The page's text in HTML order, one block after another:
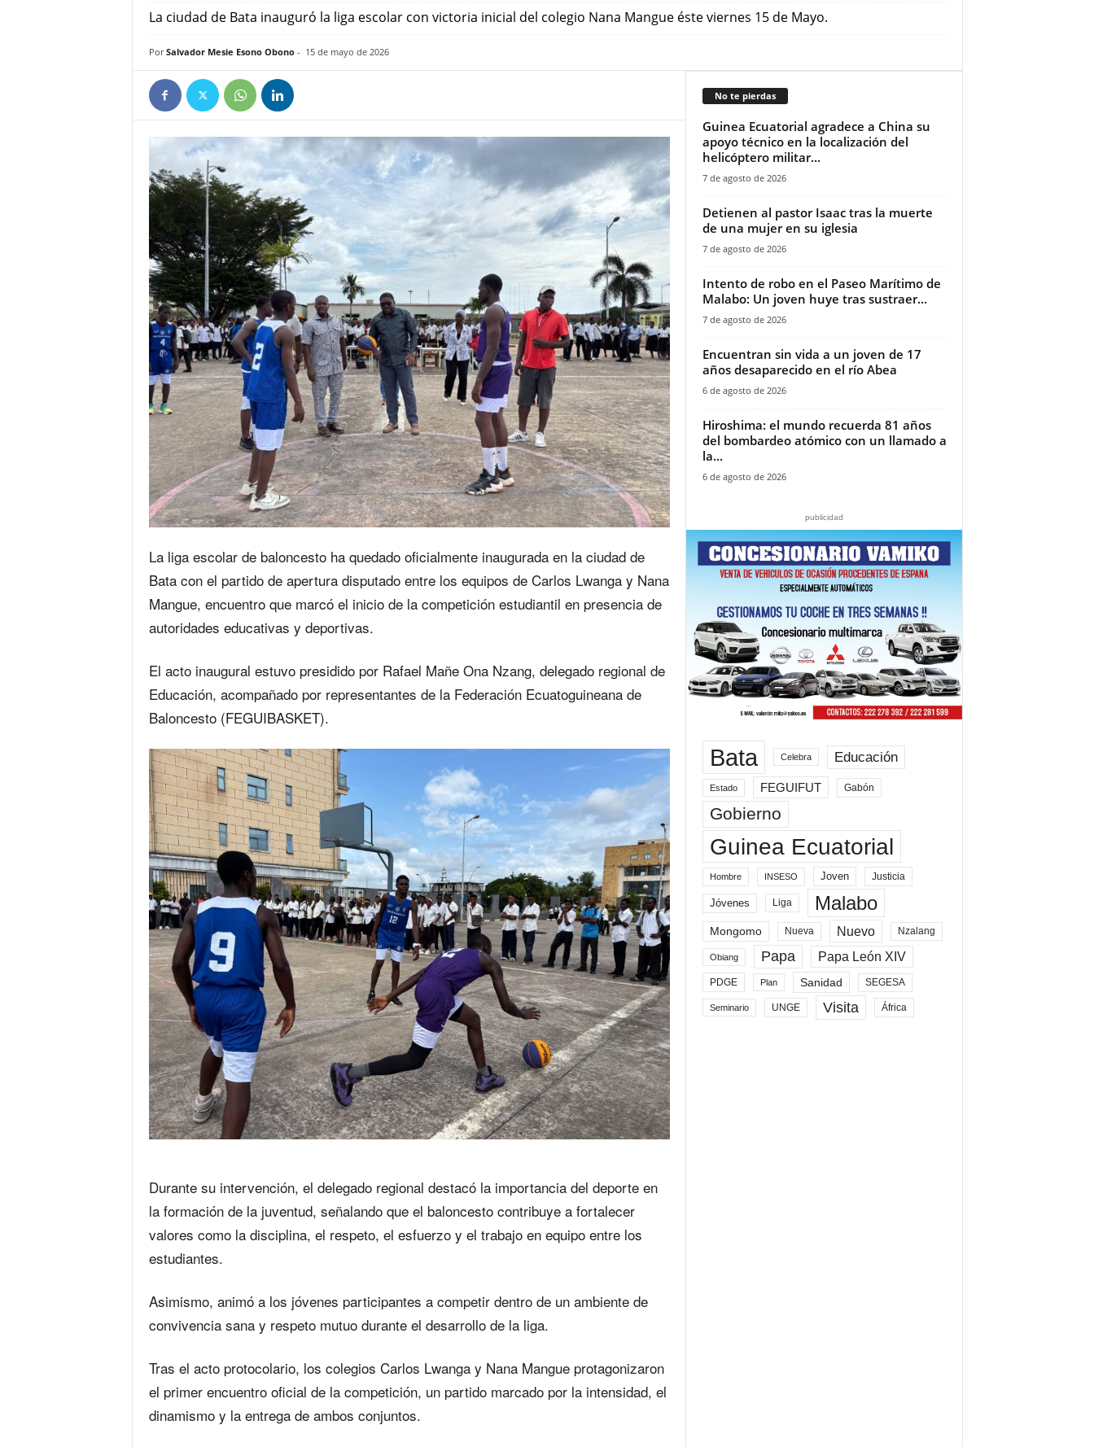
La ciudad de Bata inauguró la liga escolar con victoria inicial del colegio Nana Mangue éste viernes 15 de Mayo.
Por Salvador Mesie Esono Obono- 15 de mayo de 2026
La liga escolar de baloncesto ha quedado oficialmente inaugurada en la ciudad de
Bata con el partido de apertura disputado entre los equipos de Carlos Lwanga y Nana
Mangue, encuentro que marcó el inicio de la competición estudiantil en presencia de
autoridades educativas y deportivas.
El acto inaugural estuvo presidido por Rafael Mañe Ona Nzang, delegado regional de
Educación, acompañado por representantes de la Federación Ecuatoguineana de
Baloncesto (FEGUIBASKET).
Durante su intervención, el delegado regional destacó la importancia del deporte en
la formación de la juventud, señalando que el baloncesto contribuye a fortalecer
valores como la disciplina, el respeto, el esfuerzo y el trabajo en equipo entre los
estudiantes.
Asimismo, animó a los jóvenes participantes a competir dentro de un ambiente de
convivencia sana y respeto mutuo durante el desarrollo de la liga.
Tras el acto protocolario, los colegios Carlos Lwanga y Nana Mangue protagonizaron
el primer encuentro oficial de la competición, un partido marcado por la intensidad, el
dinamismo y la entrega de ambos conjuntos.
No te pierdas
Guinea Ecuatorial agradece a China su
apoyo técnico en la localización del
helicóptero militar...
7 de agosto de 2026
‎Detienen al pastor Isaac tras la muerte
de una mujer en su iglesia‎
7 de agosto de 2026
Intento de robo en el Paseo Marítimo de
Malabo: Un joven huye tras sustraer...
7 de agosto de 2026
Encuentran sin vida a un joven de 17
años desaparecido en el río Abea
6 de agosto de 2026
Hiroshima: el mundo recuerda 81 años
del bombardeo atómico con un llamado a
la...
6 de agosto de 2026
publicidad
Bata Celebra Educación
Estado FEGUIFUT Gabón
Gobierno
Guinea Ecuatorial
Hombre INSESO Joven Justicia
Jóvenes Liga Malabo
Mongomo Nueva Nuevo Nzalang
Obiang Papa Papa León XIV
PDGE Plan Sanidad SEGESA
Seminario UNGE Visita África